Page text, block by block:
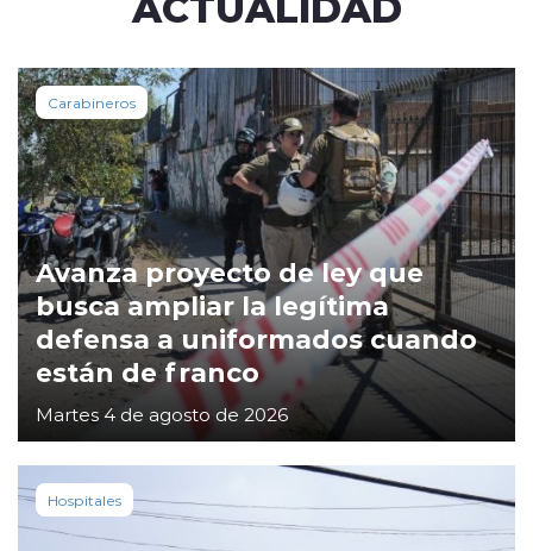
Carabineros
Avanza proyecto de ley que
busca ampliar la legítima
defensa a uniformados cuando
están de franco
Martes 4 de agosto de 2026
Hospitales